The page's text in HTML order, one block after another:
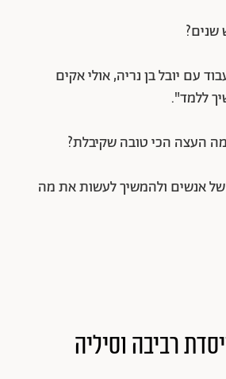
שנים?
עם יובל בן נריה, אולי אקים
ללמד".
העצה הכי טובה שקיבלת?
אנשים ולהמשיך לעשות את מה
רביבה וסיליה